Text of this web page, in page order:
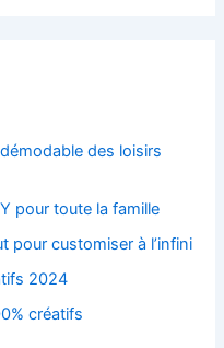
des loisirs
pour toute la famille
pour customiser à l’infini
2024
créatifs